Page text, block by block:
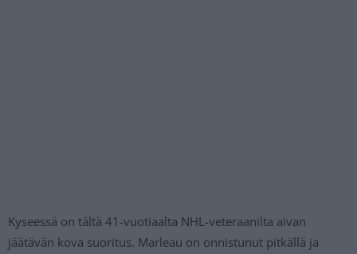
Kyseessä on tältä 41-vuotiaalta NHL-veteraanilta aivan
jäätävän kova suoritus. Marleau on onnistunut pitkällä ja